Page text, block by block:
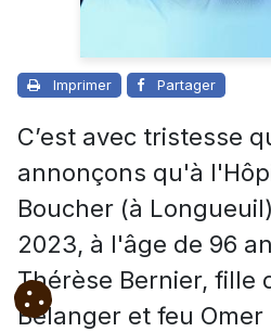
Imprimer Partager
C’est avec tristesse
annonçons qu'à
Boucher (à
2023, à l'âge de 96
Thérèse Bernier, fille
Bélanger et feu Omer